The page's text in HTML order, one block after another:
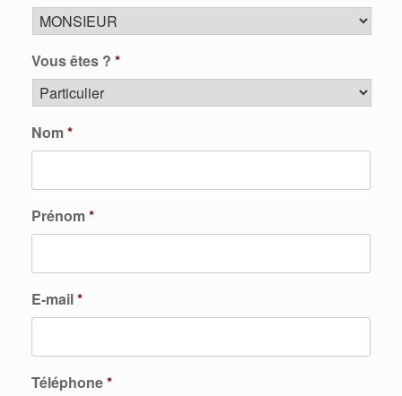
Vous êtes ? *
Nom*
Prénom*
E-mail*
Téléphone*